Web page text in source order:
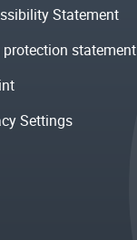
Statement
protection statement
Settings